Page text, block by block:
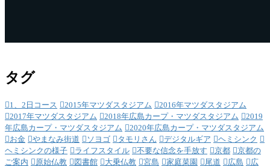
タグ
1、2日コース 2015年マツダスタジアム
2016年マツダスタジアム
2017年マツダスタジアム
2018年広島カープ・マツダスタジアム
2019
年広島カープ・マツダスタジアム
2020年広島カープ・マツダスタジアム
お金
やまなみ街道 ソヨゴ タモリさん デジタルギア
ヘミシンク
ヘミシンクの様子
ライフスタイル 不要な信念を手放す 京都
京都の
ご案内
原始仏教 図書館 大乗仏教 宮島 家庭菜園 尾道 広島
広